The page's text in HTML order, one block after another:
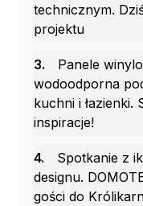
technicznym.
projektu
3.
Panele
wodoodporna
kuchni i łazienki.
inspiracje!
4.
Spotkanie z
designu.
gości do